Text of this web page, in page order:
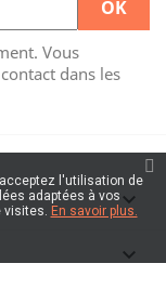
Vous
dans les


l'utilisation de
adaptées à vos
visites. En savoir plus.